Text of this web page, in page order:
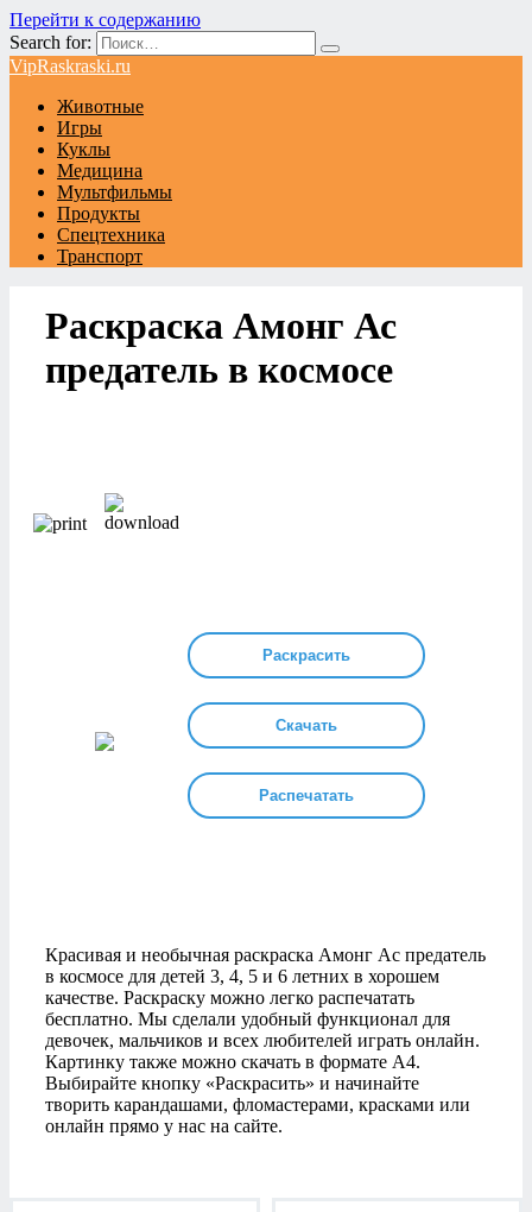
Перейти к содержанию
Search for:
VipRaskraski.ru
Животные
Игры
Куклы
Медицина
Мультфильмы
Продукты
Спецтехника
Транспорт
Раскраска Амонг Ас
предатель в космосе
Раскрасить
Скачать
Распечатать
Красивая и необычная раскраска Амонг Ас предатель
в космосе для детей 3, 4, 5 и 6 летних в хорошем
качестве. Раскраску можно легко распечатать
бесплатно. Мы сделали удобный функционал для
девочек, мальчиков и всех любителей играть онлайн.
Картинку также можно скачать в формате А4.
Выбирайте кнопку «Раскрасить» и начинайте
творить карандашами, фломастерами, красками или
онлайн прямо у нас на сайте.